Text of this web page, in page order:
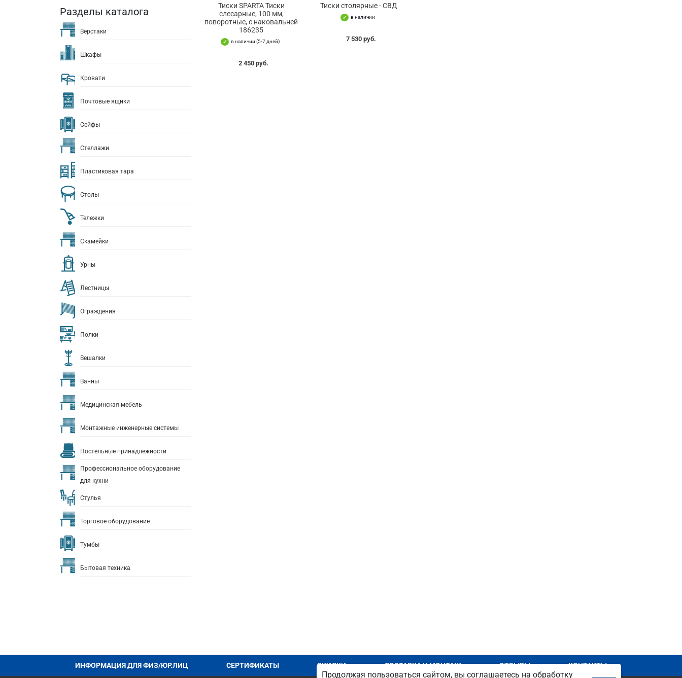
Разделы каталога
Верстаки
Шкафы
Кровати
Почтовые ящики
Сейфы
Стеллажи
Пластиковая тара
Столы
Тележки
Скамейки
Урны
Лестницы
Ограждения
Полки
Вешалки
Ванны
Медицинская мебель
Монтажные инженерные системы
Постельные принадлежности
Профессиональное оборудование
для кухни
Стулья
Торговое оборудование
Тумбы
Бытовая техника
Тиски SPARTA Тиски
слесарные, 100 мм,
поворотные, с наковальней
186235
в наличии (5-7 дней)
2 450 руб.
Тиски столярные - СВД
в наличии
7 530 руб.
ИНФОРМАЦИЯ ДЛЯ ФИЗ/ЮР.ЛИЦ СЕРТИФИКАТЫ СКИДКИ ДОСТАВКА И МОНТАЖ ОТЗЫВЫ КОНТАКТЫ
Продолжая пользоваться сайтом, вы соглашаетесь на обработку